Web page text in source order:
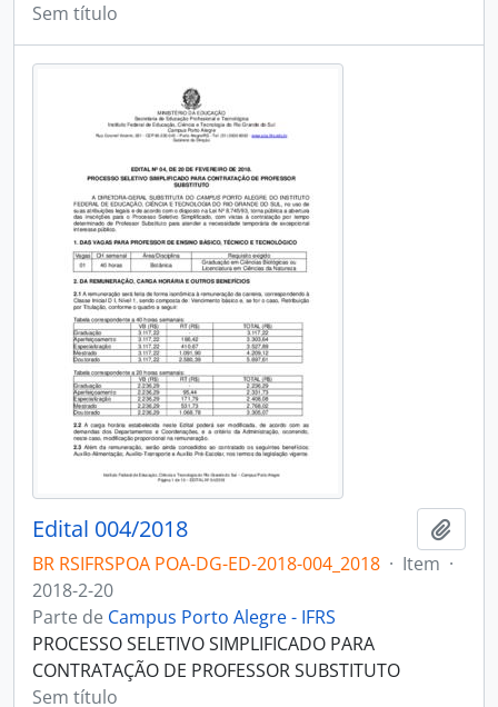
Sem título
Edital 004/2018
BR RSIFRSPOA POA-DG-ED-2018-004_2018 · Item ·
2018-2-20
Parte de Campus Porto Alegre - IFRS
PROCESSO SELETIVO SIMPLIFICADO PARA
CONTRATAÇÃO DE PROFESSOR SUBSTITUTO
Sem título